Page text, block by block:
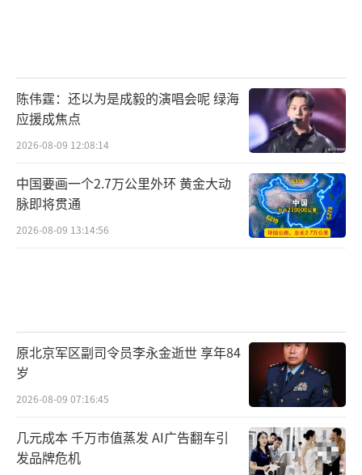
陈伟霆：还以为是成毅的演唱会呢 绿海
应援成焦点
2026-08-09 12:08:14
中国要画一个2.7万公里外环 黄金大动
脉即将贯通
2026-08-09 13:14:56
原北京军区副司令员李永金逝世 享年84
岁
2026-08-09 07:16:45
几元成本 千万市值蒸发 AI广告翻车引
发品牌危机